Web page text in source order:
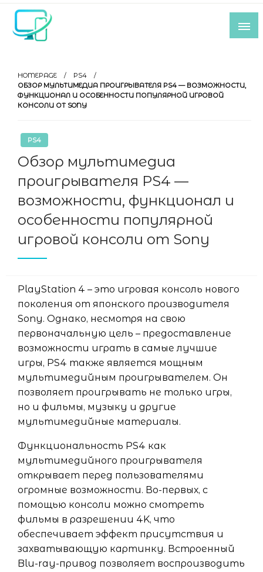
Skip
content
индустрии
HOMEPAGE
PS4
ОБЗОР МУЛЬТИМЕДИА ПРОИГРЫВАТЕЛЯ PS4 — ВОЗМОЖНОСТИ,
ФУНКЦИОНАЛ И ОСОБЕННОСТИ ПОПУЛЯРНОЙ ИГРОВОЙ
КОНСОЛИ ОТ SONY
PS4
Обзор мультимедиа
проигрывателя PS4 —
возможности, функционал и
особенности популярной
игровой консоли от Sony
PlayStation 4 – это игровая консоль нового
поколения от японского производителя
Sony. Однако, несмотря на свою
первоначальную цель – предоставление
возможности играть в самые лучшие
игры, PS4 также является мощным
мультимедийным проигрывателем. Он
позволяет проигрывать не только игры,
но и фильмы, музыку и другие
мультимедийные материалы.
Функциональность PS4 как
мультимедийного проигрывателя
открывает перед пользователями
огромные возможности. Во-первых, с
помощью консоли можно смотреть
фильмы в разрешении 4K, что
обеспечивает эффект присутствия и
захватывающую картинку. Встроенный
Blu-ray-привод позволяет воспроизводить